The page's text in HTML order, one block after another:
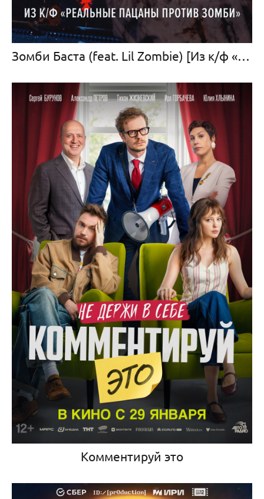
Зомби Баста (feat. Lil Zombie) [Из к/ф «Реальные пацаны против зомби"]
Комментируй это